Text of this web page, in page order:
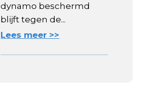
dynamo beschermd
blijft tegen de...
Lees meer >>